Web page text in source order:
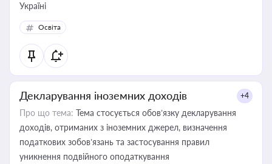
Україні
Освіта
Декларування іноземних доходів +4
Про що тема: Тема стосується обов’язку декларування
доходів, отриманих з іноземних джерел, визначення
податкових зобов’язань та застосування правил
уникнення подвійного оподаткування